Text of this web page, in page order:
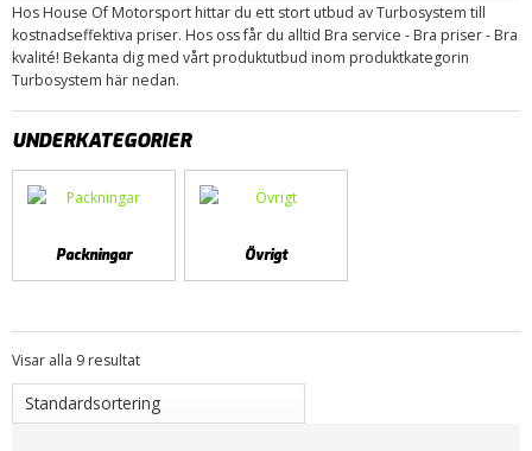
Hos House Of Motorsport hittar du ett stort utbud av Turbosystem till
kostnadseffektiva priser. Hos oss får du alltid Bra service - Bra priser - Bra
kvalité! Bekanta dig med vårt produktutbud inom produktkategorin
Turbosystem här nedan.
UNDERKATEGORIER
Packningar Övrigt
Visar alla 9 resultat